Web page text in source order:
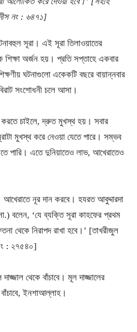
নং : ৬৪৭১]
সূরা। এই সূরা তিলাওয়াতের
শিক্ষা অর্জন হয়। প্রতি সপ্তাহে একবার
ঘটনাগুলো একেকটি বছরে বায়ান্নবার
সংশোধনী চলে আসা।
চাইলে, দ্রুত মুখস্থ হয়। সবার
মুখস্থ করে নেওয়া যেতে পারে। সম্ভব
পারি। এতে দুনিয়াতেও লাভ, আখেরাতেও
আখেরাতে নূর দান করবে। হযরত আবুদ্দারদা
বলেন, ‘যে ব্যক্তি সূরা কাহফের প্রথম
থেকে নিরাপদ রাখা হবে।’ [তাখরীজুল
: ২৭৫৪০]
থেকে বাঁচাবে। মূল দাজ্জালের
বাঁচাবে, ইনশাআল্লাহ।